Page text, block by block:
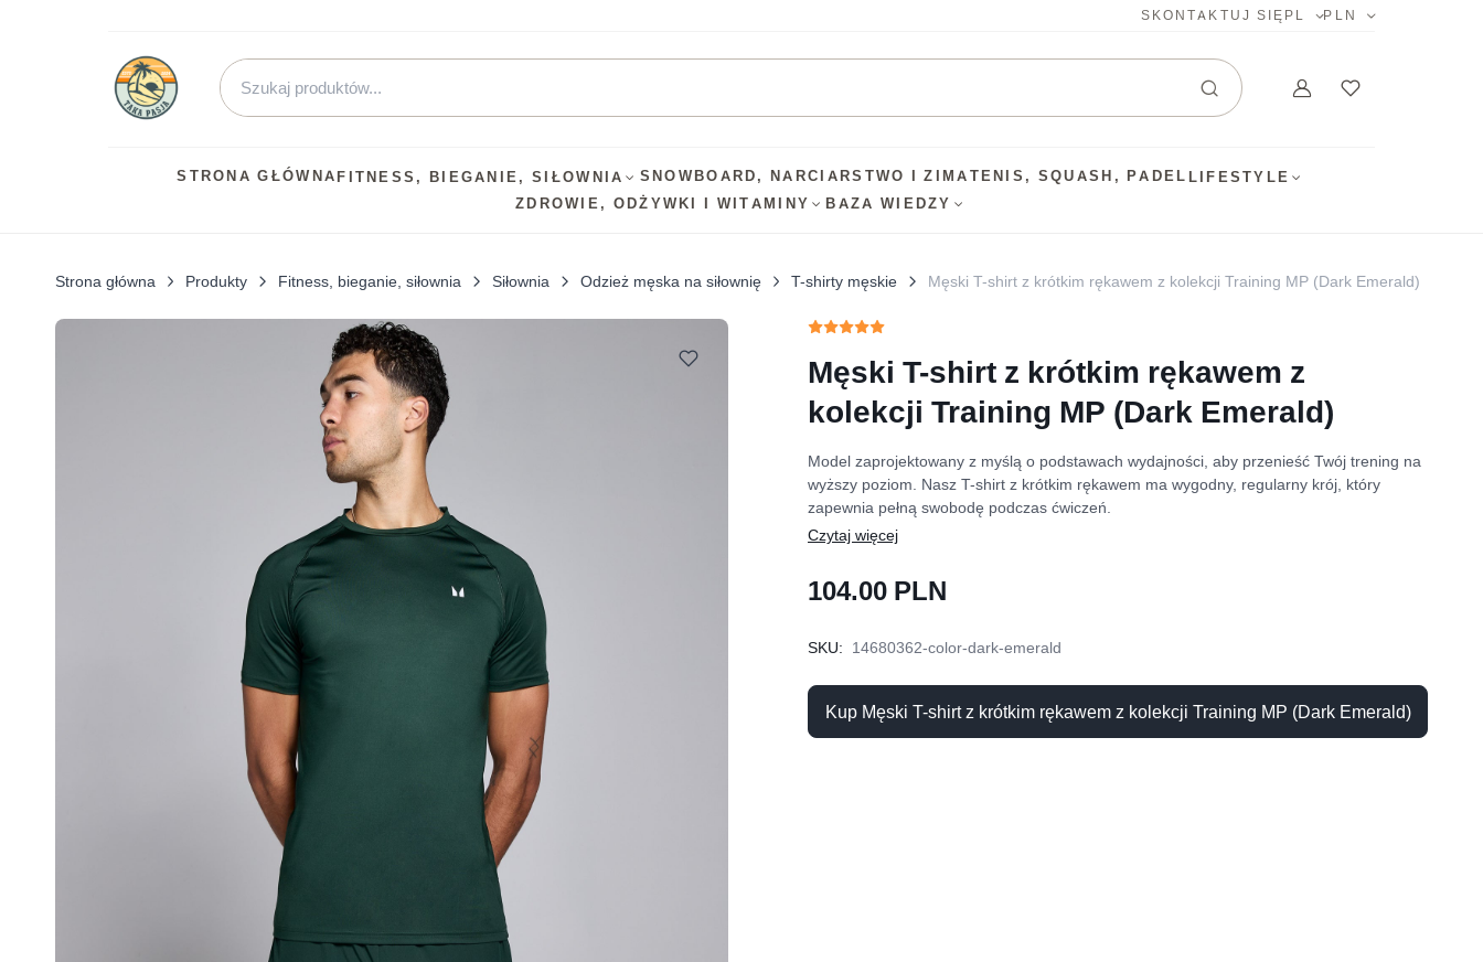
SKONTAKTUJ SIĘ PL PLN
STRONA GŁÓWNAFITNESS, BIEGANIE, SIŁOWNIA SNOWBOARD, NARCIARSTWO I ZIMA TENIS, SQUASH, PADEL LIFESTYLE
ZDROWIE, ODŻYWKI I WITAMINY
BAZA WIEDZY
Strona główna Produkty Fitness, bieganie, siłownia Siłownia Odzież męska na siłownię T-shirty męskie Męski T-shirt z krótkim rękawem z kolekcji Training MP (Dark Emerald)
Męski T-shirt z krótkim rękawem z
kolekcji Training MP (Dark Emerald)
Model zaprojektowany z myślą o podstawach wydajności, aby przenieść Twój trening na
wyższy poziom. Nasz T-shirt z krótkim rękawem ma wygodny, regularny krój, który
zapewnia pełną swobodę podczas ćwiczeń.
104.00 PLN
SKU: 14680362-color-dark-emerald
Kup Męski T-shirt z krótkim rękawem z kolekcji Training MP (Dark Emerald)